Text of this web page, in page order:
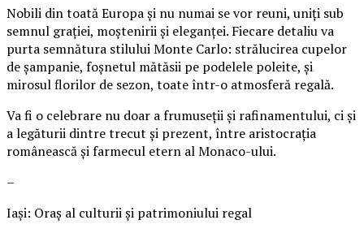
Nobili din toată Europa și nu numai se vor reuni, uniți sub
semnul grației, moștenirii și eleganței. Fiecare detaliu va
purta semnătura stilului Monte Carlo: strălucirea cupelor
de șampanie, foșnetul mătăsii pe podelele poleite, și
mirosul florilor de sezon, toate într-o atmosferă regală.
Va fi o celebrare nu doar a frumuseții și rafinamentului, ci și
a legăturii dintre trecut și prezent, între aristocrația
românească și farmecul etern al Monaco-ului.
–
Iași: Oraș al culturii și patrimoniului regal